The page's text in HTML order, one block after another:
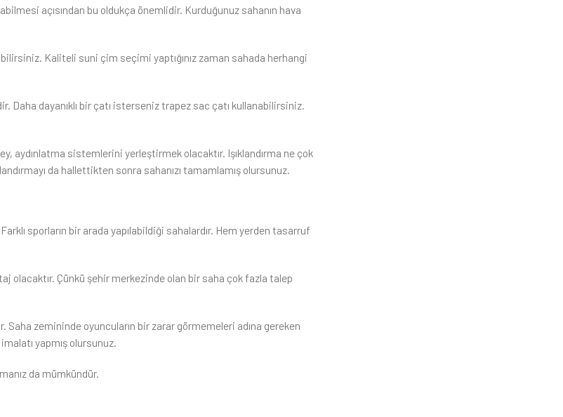
açısından bu oldukça önemlidir. Kurduğunuz sahanın hava
Kaliteli suni çim seçimi yaptığınız zaman sahada herhangi
Daha dayanıklı bir çatı isterseniz trapez sac çatı kullanabilirsiniz.
aydınlatma sistemlerini yerleştirmek olacaktır. Işıklandırma ne çok
da hallettikten sonra sahanızı tamamlamış olursunuz.
sporların bir arada yapılabildiği sahalardır. Hem yerden tasarruf
olacaktır. Çünkü şehir merkezinde olan bir saha çok fazla talep
Saha zemininde oyuncuların bir zarar görmemeleri adına gereken
yapmış olursunuz.
da mümkündür.